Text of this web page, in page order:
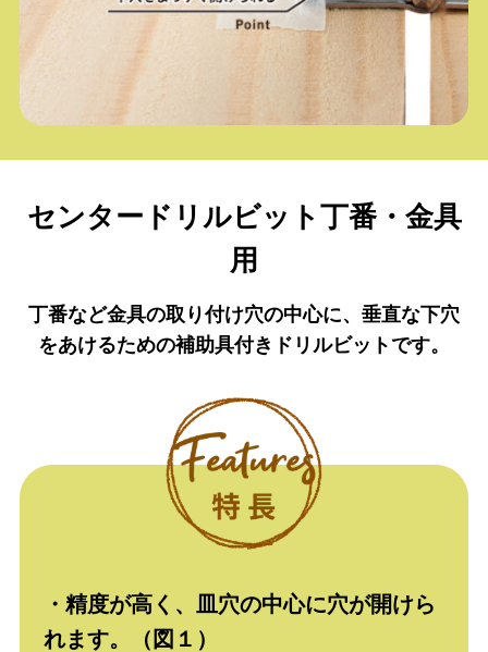
センタードリルビット丁番・金具
用
丁番など金具の取り付け穴の中心に、垂直な下穴
をあけるための補助具付きドリルビットです。
・精度が高く、皿穴の中心に穴が開けら
れます。（図１）